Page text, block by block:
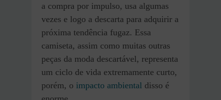
a compra por impulso, usa algumas
vezes e logo a descarta para adquirir a
próxima tendência fugaz. Essa
camiseta, assim como muitas outras
peças da moda descartável, representa
um ciclo de vida extremamente curto,
porém, o impacto ambiental disso é